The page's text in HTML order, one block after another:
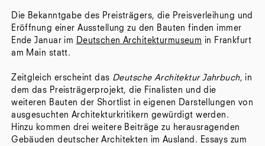
Die Bekanntgabe des Preisträgers, die Preisverleihung und
Eröffnung einer Ausstellung zu den Bauten finden immer
Ende Januar im Deutschen Architekturmuseum in Frankfurt
am Main statt.
Zeitgleich erscheint das Deutsche Architektur Jahrbuch, in
dem das Preisträgerprojekt, die Finalisten und die
weiteren Bauten der Shortlist in eigenen Darstellungen von
ausgesuchten Architekturkritikern gewürdigt werden.
Hinzu kommen drei weitere Beiträge zu herausragenden
Gebäuden deutscher Architekten im Ausland. Essays zum